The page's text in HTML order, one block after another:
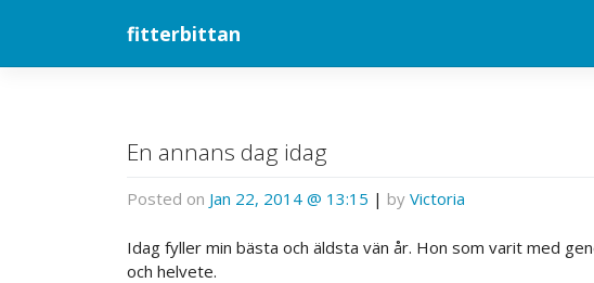
fitterbittan
En annans dag idag
Posted on Jan 22, 2014 @ 13:15 | by Victoria
Idag fyller min bästa och äldsta vän år. Hon som varit med
och helvete.